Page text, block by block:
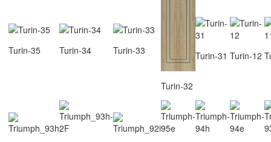
Turin-35 Turin-34 Turin-33
Turin-32
Turin-31 Turin-12